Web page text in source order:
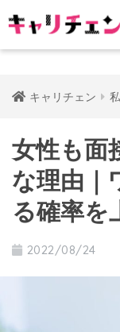
キャリチェン
女性も面
な理由｜
る確率を
2022/08/24